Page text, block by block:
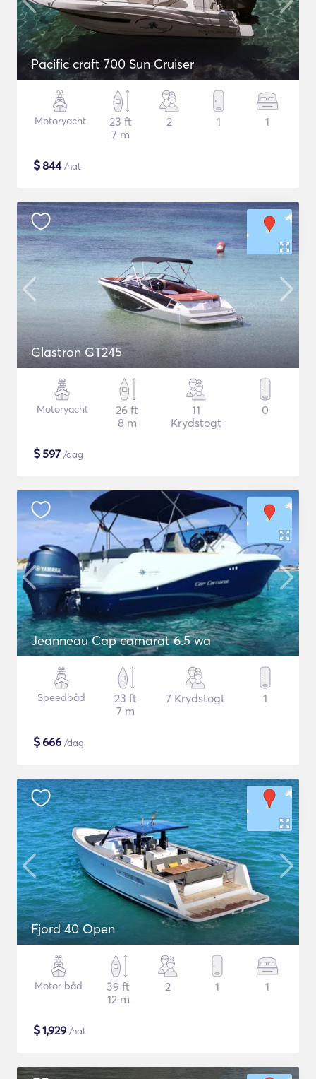
Pacific craft 700 Sun Cruiser
Motoryacht
23 ft
7 m
2 1 1
$844/nat
Glastron GT245
Motoryacht
26 ft
8 m
11
Krydstogt
0
$597 /dag
Jeanneau Cap camarat 6.5 wa
Speedbåd
23 ft
7 m
7 Krydstogt 1
$666 /dag
Fjord 40 Open
Motor båd
39 ft
12 m
2 1 1
$1,929 /nat